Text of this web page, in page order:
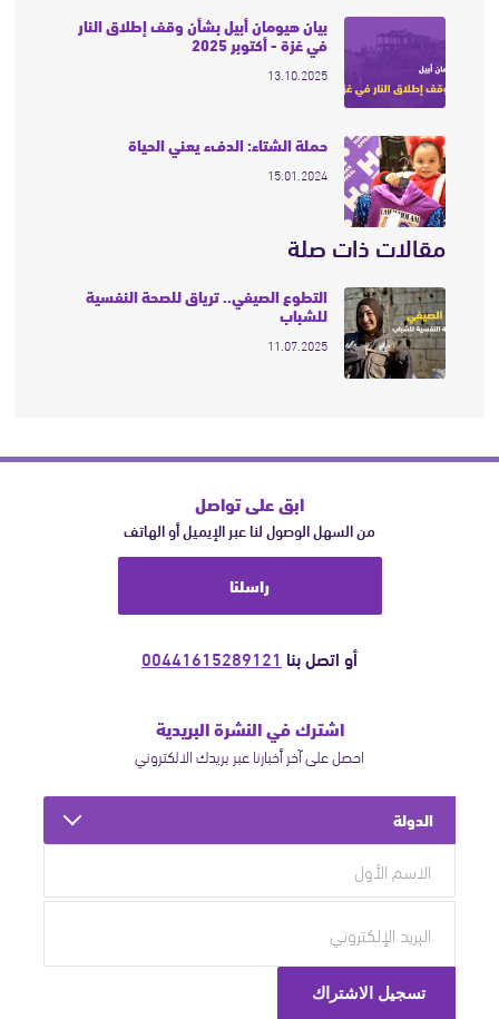
بيان هيومان أبيل بشأن وقف إطلاق النار
في غزة - أكتوبر 2025
13.10.2025
حملة الشتاء: الدفء يعني الحياة
15.01.2024
مقالات ذات صلة
التطوع الصيفي.. ترياق للصحة النفسية
للشباب
11.07.2025
ابق على تواصل
من السهل الوصول لنا عبر الإيميل أو الهاتف
راسلنا
أو اتصل بنا 00441615289121
اشترك في النشرة البريدية
احصل على آخر أخبارنا عبر بريدك الالكتروني
الدولة